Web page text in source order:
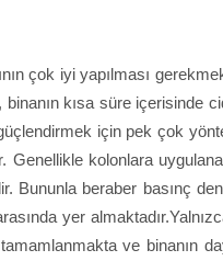
çok iyi yapılması
binanın kısa süre
için pek çok
Genellikle kolonlara
Bununla beraber basınç
yer
ve binanın